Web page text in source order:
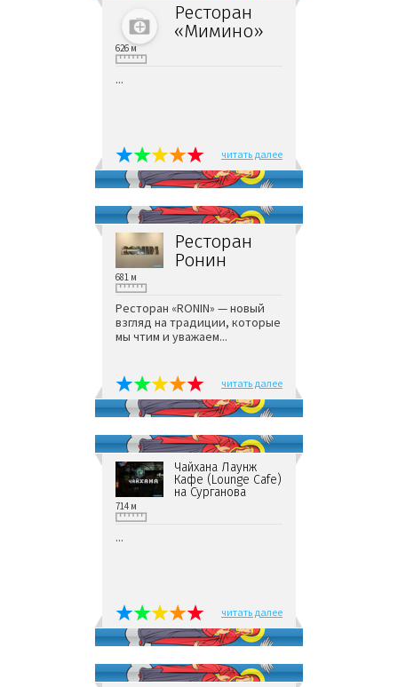
Ресторан
«Мимино»
626 м
...
читать далее
Ресторан
Ронин
681 м
Ресторан «RONIN» — новый
взгляд на традиции, которые
мы чтим и уважаем...
читать далее
Чайхана Лаунж
Кафе (Lounge Cafe)
на Сурганова
714 м
...
читать далее